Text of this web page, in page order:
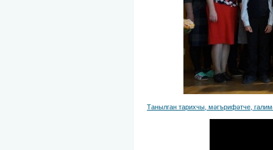
Танылган тарихчы, мәгърифәтче,